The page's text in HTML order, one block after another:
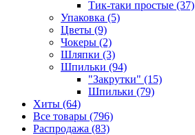
Тик-таки простые (37)
Упаковка (5)
Цветы (9)
Чокеры (2)
Шляпки (3)
Шпильки (94)
"Закрутки" (15)
Шпильки (79)
Хиты (64)
Все товары (796)
Распродажа (83)